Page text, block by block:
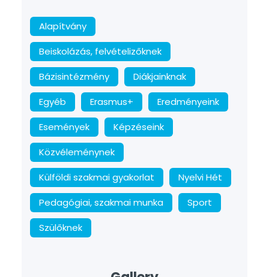
Alapítvány
Beiskolázás, felvételizőknek
Bázisintézmény
Diákjainknak
Egyéb
Erasmus+
Eredményeink
Események
Képzéseink
Közvéleménynek
Külföldi szakmai gyakorlat
Nyelvi Hét
Pedagógiai, szakmai munka
Sport
Szülőknek